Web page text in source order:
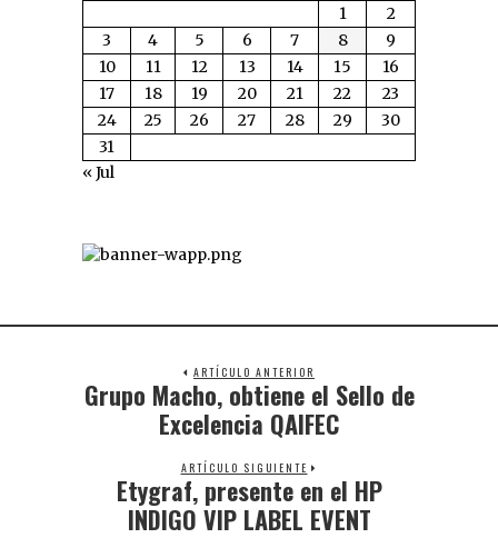
1
2
3
4 5 6 7 8
9
10
11 12 13 14 15
16
17
18 19 20 21 22
23
24
25 26 27 28 29
30
31
« Jul
ARTÍCULO ANTERIOR
Grupo Macho, obtiene el Sello de
Excelencia QAIFEC
ARTÍCULO SIGUIENTE
Etygraf, presente en el HP
INDIGO VIP LABEL EVENT